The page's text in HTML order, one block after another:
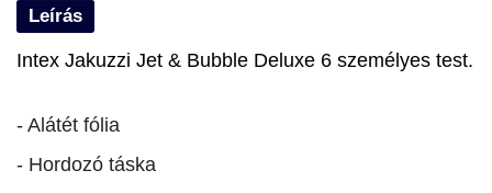
Leírás
Intex Jakuzzi Jet & Bubble Deluxe 6 személyes test.
- Alátét fólia
- Hordozó táska